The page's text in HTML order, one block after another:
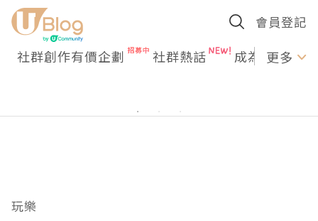
會員登記
社群創作有價企劃 社群熱話 成為U更多
玩樂